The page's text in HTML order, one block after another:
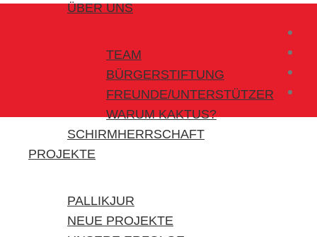
ÜBER UNS
TEAM
BÜRGERSTIFTUNG
FREUNDE/UNTERSTÜTZER
WARUM KAKTUS?
SCHIRMHERRSCHAFT
PROJEKTE
PALLIKJUR
NEUE PROJEKTE